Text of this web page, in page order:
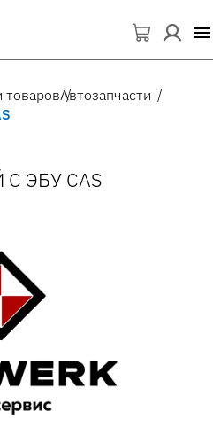
товаровАвтозапчасти
ЭБУ CAS